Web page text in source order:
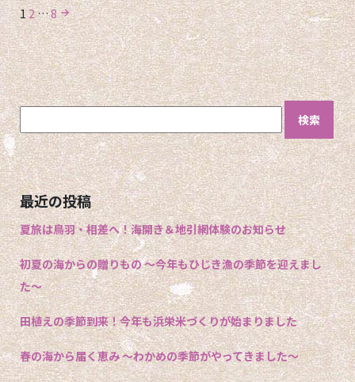
投
稿
ナ
ビ
ゲ
ー
シ
ョ
ン
12…8
検
索:
最近の投稿
夏旅は鳥羽・相差へ！海開き＆地引網体験のお知らせ
初夏の海からの贈りもの 〜今年もひじき漁の季節を迎えまし
た〜
田植えの季節到来！今年も浜栄米づくりが始まりました
春の海から届く恵み 〜わかめの季節がやってきました〜